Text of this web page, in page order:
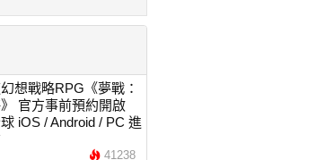
想戰略RPG《夢戰：
官方事前預約開啟
iOS / Android / PC 進
41238